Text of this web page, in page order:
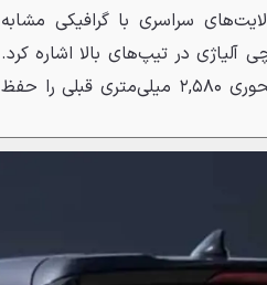
سراسری با گرافیکی مشابه
لامبورگینی، خطوط برجسته بدنه و رینگ‌های ۱۷ اینچی آلیاژی در تیپ‌های بالا اشاره کرد.
این نسل با طول ۴,۱۳۰ میلی‌متر، کشیده‌تر شده اما فاصله محوری ۲,۵۸۰ میلی‌متری قبلی را حفظ